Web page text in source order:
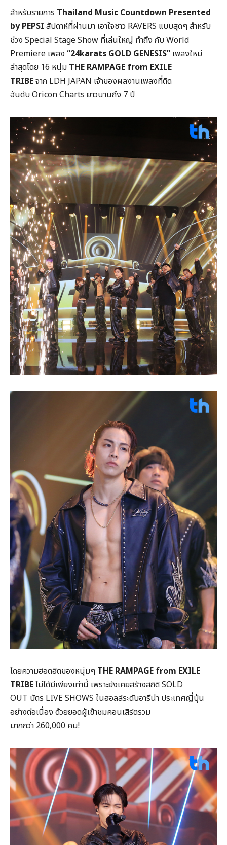
สำหรับรายการ Thailand Music Countdown Presented
by PEPSI สัปดาห์ที่ผ่านมา เอาใจชาว RAVERS แบบสุดๆ สำหรับ
ช่วง Special Stage Show ที่เล่นใหญ่ ทำถึง กับ World
Premiere เพลง “24karats GOLD GENESIS” เพลงใหม่
ล่าสุดโดย 16 หนุ่ม THE RAMPAGE from EXILE
TRIBEจาก LDH JAPAN เจ้าของผลงานเพลงที่ติด
อันดับ Oricon Charts ยาวนานถึง 7 ปี
โดยความฮอตฮิตของหนุ่มๆ THE RAMPAGE from EXILE
TRIBEไม่ได้มีเพียงเท่านี้ เพราะยังเคยสร้างสถิติ SOLD
OUT บัตร LIVE SHOWS ในฮอลล์ระดับอารีน่า ประเทศญี่ปุ่น
อย่างต่อเนื่อง ด้วยยอดผู้เข้าชมคอนเสิร์ตรวม
มากกว่า 260,000 คน!